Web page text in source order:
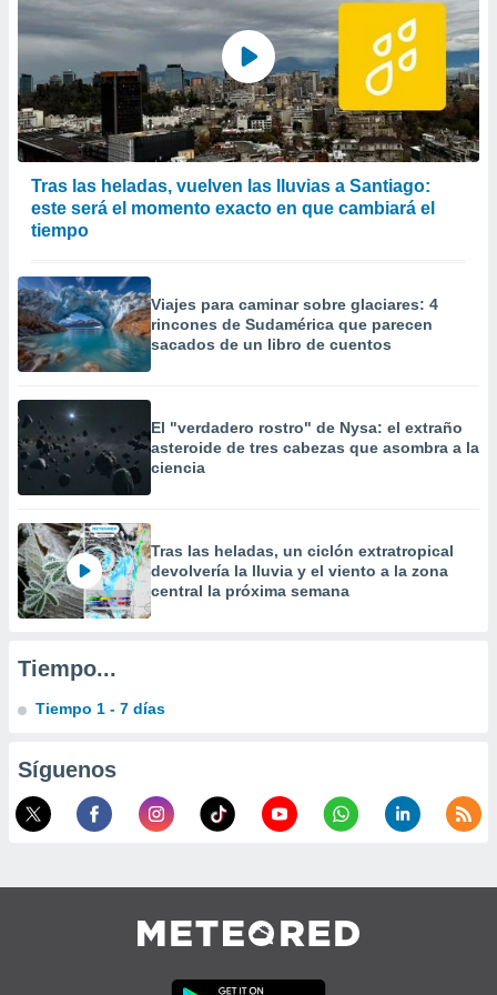
e
mediante
publicidad
publicidad
Tras las heladas, vuelven las lluvias a Santiago:
este será el momento exacto en que cambiará el
tiempo
Viajes para caminar sobre glaciares: 4
rincones de Sudamérica que parecen
sacados de un libro de cuentos
El "verdadero rostro" de Nysa: el extraño
asteroide de tres cabezas que asombra a la
ciencia
Tras las heladas, un ciclón extratropical
devolvería la lluvia y el viento a la zona
central la próxima semana
Tiempo...
Tiempo 1 - 7 días
Síguenos